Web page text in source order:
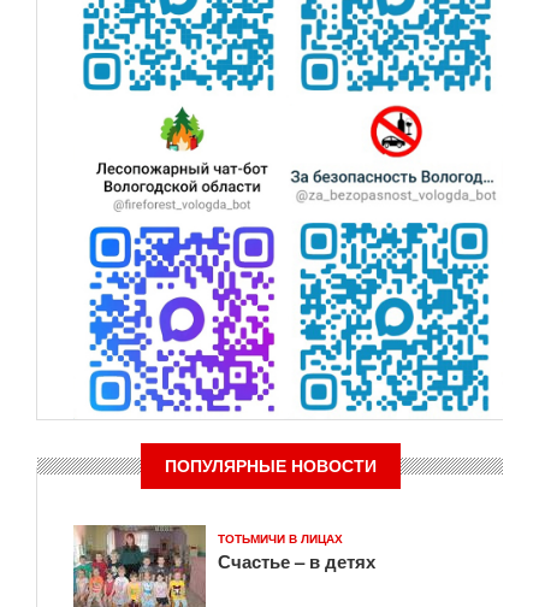
ПОПУЛЯРНЫЕ НОВОСТИ
ТОТЬМИЧИ В ЛИЦАХ
Счастье – в детях